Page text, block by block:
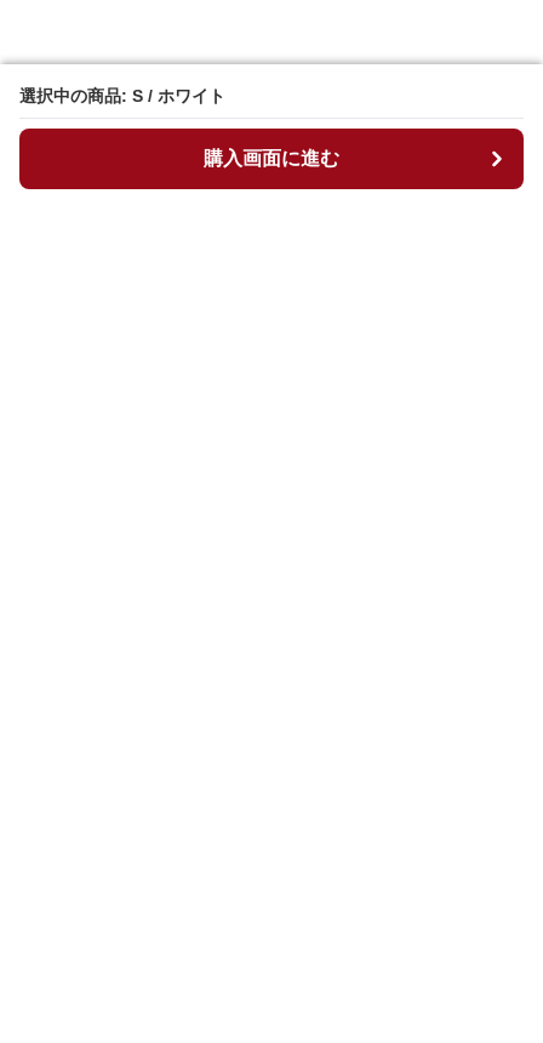
選択中の商品: S / ホワイト
購入画面に進む
選択中の商品: S / ホワイト
購入画面に進む